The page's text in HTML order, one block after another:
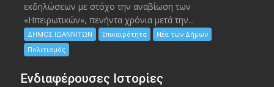
εκδηλώσεων με στόχο την αναβίωση των
«Ηπειρωτικών», πενήντα χρόνια μετά την...
ΔΗΜΟΣ ΙΩΑΝΝΙΤΩΝ Επικαιρότητα
Νέα των Δήμων
Πολιτισμός
Ενδιαφέρουσες Ιστορίες